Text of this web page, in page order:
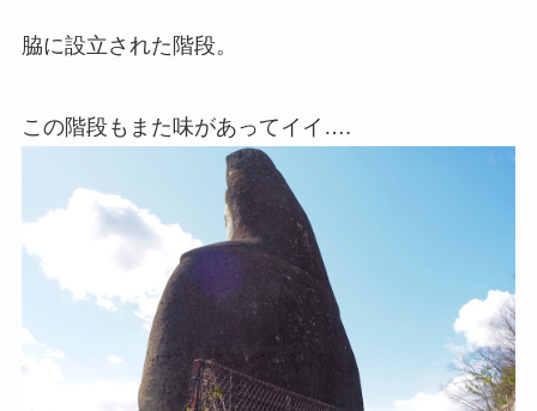
脇に設立された階段。
この階段もまた味があってイイ….